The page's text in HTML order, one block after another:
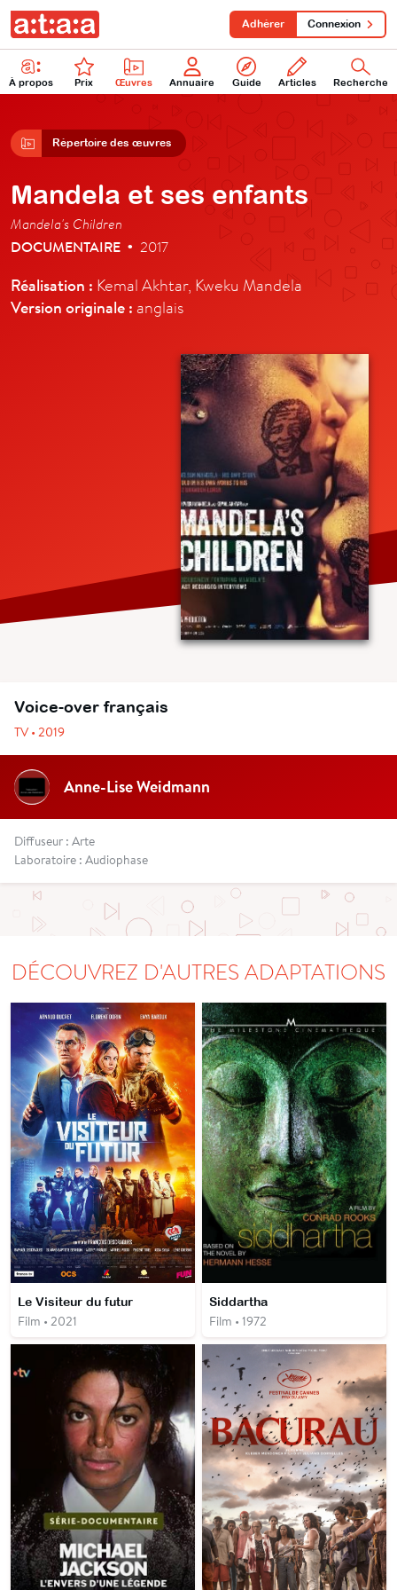
À propos Prix Œuvres Annuaire Guide Articles Recherche
Adhérer Connexion
Répertoire des œuvres
Mandela et ses enfants
Mandela's Children
DOCUMENTAIRE • 2017
Réalisation : Kemal Akhtar, Kweku Mandela
Version originale : anglais
Voice-over français
TV • 2019
Anne-Lise Weidmann
Diffuseur : Arte
Laboratoire : Audiophase
DÉCOUVREZ D'AUTRES ADAPTATIONS
Le Visiteur du futur
Film • 2021
Siddartha
Film • 1972